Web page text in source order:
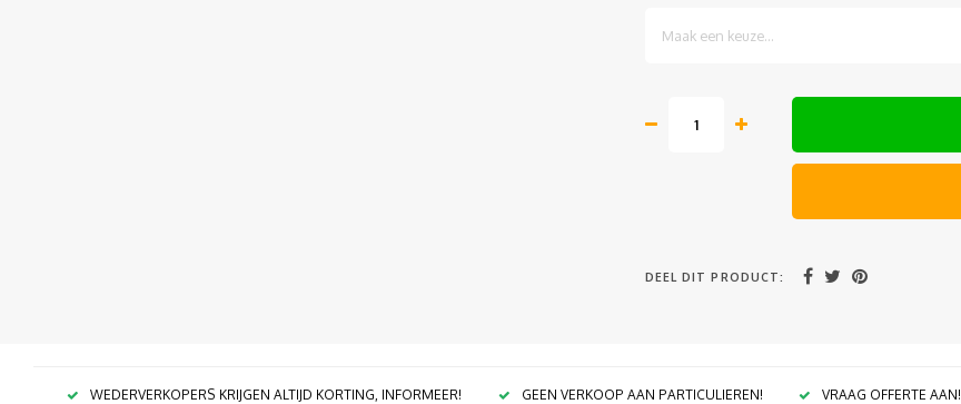
Maak een keuze...
DEEL DIT PRODUCT:
WEDERVERKOPERS KRIJGEN ALTIJD KORTING, INFORMEER! GEEN VERKOOP AAN PARTICULIEREN! VRAAG OFFERTE AAN!